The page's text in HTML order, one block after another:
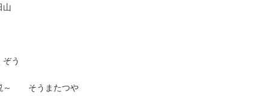
う
～ そうまたつや